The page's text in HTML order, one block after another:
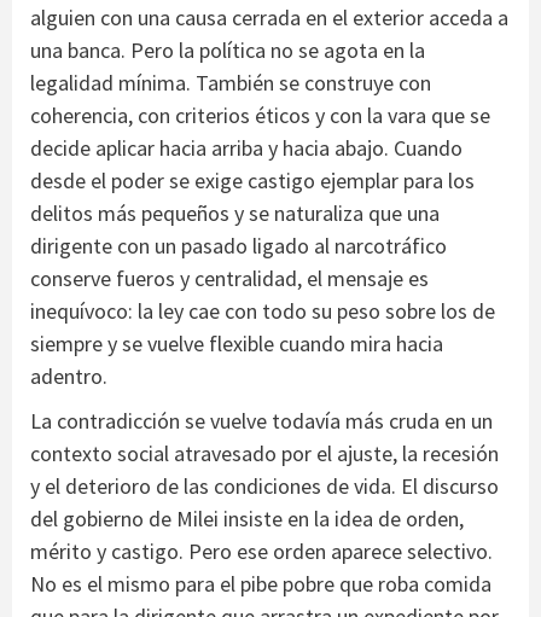
alguien con una causa cerrada en el exterior acceda a
una banca. Pero la política no se agota en la
legalidad mínima. También se construye con
coherencia, con criterios éticos y con la vara que se
decide aplicar hacia arriba y hacia abajo. Cuando
desde el poder se exige castigo ejemplar para los
delitos más pequeños y se naturaliza que una
dirigente con un pasado ligado al narcotráfico
conserve fueros y centralidad, el mensaje es
inequívoco: la ley cae con todo su peso sobre los de
siempre y se vuelve flexible cuando mira hacia
adentro.
La contradicción se vuelve todavía más cruda en un
contexto social atravesado por el ajuste, la recesión
y el deterioro de las condiciones de vida. El discurso
del gobierno de Milei insiste en la idea de orden,
mérito y castigo. Pero ese orden aparece selectivo.
No es el mismo para el pibe pobre que roba comida